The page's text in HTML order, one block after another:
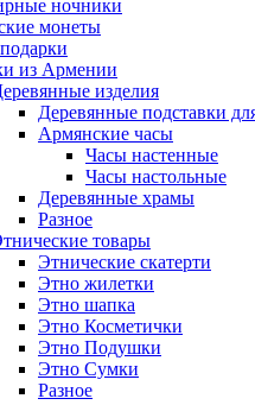
ночники
монеты
из Армении
изделия
Деревянные подставки
Армянские часы
Часы настенные
Часы настольные
Деревянные храмы
Разное
товары
Этнические скатерти
Этно жилетки
Этно шапка
Этно Косметички
Этно Подушки
Этно Сумки
Разное